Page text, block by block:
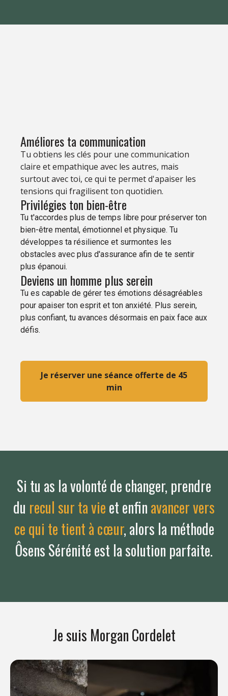
Améliores ta communication
Tu obtiens les clés pour une communication
claire et empathique avec les autres, mais
surtout avec toi, ce qui te permet d'apaiser les
tensions qui fragilisent ton quotidien.
Privilégies ton bien-être
Tu t'accordes plus de temps libre pour préserver ton
bien-être mental, émotionnel et physique. Tu
développes ta résilience et surmontes les
obstacles avec plus d'assurance afin de te sentir
plus épanoui.
Deviens un homme plus serein
Tu es capable de gérer tes émotions désagréables
pour apaiser ton esprit et ton anxiété. Plus serein,
plus confiant, tu avances désormais en paix face aux
défis.
Je réserver une séance offerte de 45
min
Si tu as la volonté de changer, prendre
du recul sur ta vieet enfinavancer vers
ce qui te tient à cœur, alors la méthode
Ôsens Sérénité est la solution parfaite.
Je suis Morgan Cordelet